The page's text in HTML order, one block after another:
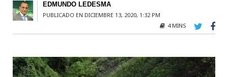
EDMUNDO LEDESMA
PUBLICADO EN DICIEMBRE 13, 2020, 1:32 PM
4 MINS